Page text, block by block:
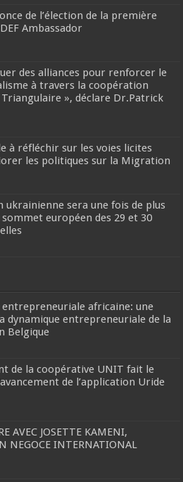
de l’élection de la première
Ambassador
des alliances pour renforcer le
à travers la coopération
Triangulaire », déclare Dr.Patrick
à réfléchir sur les voies licites
les politiques sur la Migration
ukrainienne sera une fois de plus
européen des 29 et 30
entrepreneuriale africaine: une
dynamique entrepreneuriale de la
Belgique
de la coopérative UNIT fait le
de l’application Uride
AVEC JOSETTE KAMENI,
NEGOCE INTERNATIONAL